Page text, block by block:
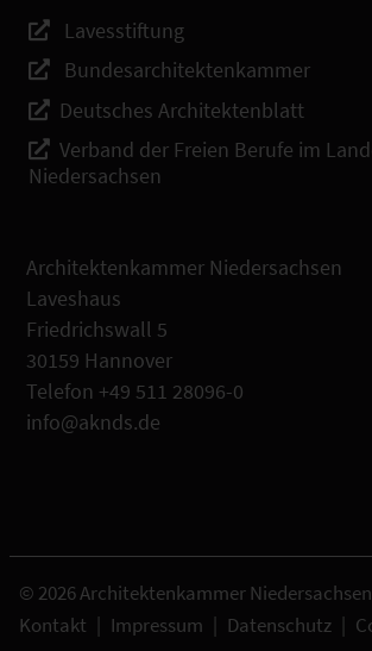
Lavesstiftung
Bundesarchitektenkammer
Deutsches Architektenblatt
Verband der Freien Berufe im
Niedersachsen
Architektenkammer Niedersachsen
Laveshaus
Friedrichswall 5
30159 Hannover
Telefon +49 511 28096-0
info@aknds.de
© 2026 Architektenkammer Niedersachsen
Kontakt | Impressum | Datenschutz |